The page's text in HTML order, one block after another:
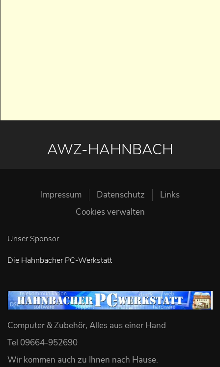
AWZ-HAHNBACH
Impressum Datenschutz
Links
Cookies verwalten
Unser Sponsor
Die Hahnbacher PC-Werkstatt
Computer & Zubehör, Alles aus einer Hand
Tel 09664-952690
Wir kommen auch zu Ihnen nach Hause.